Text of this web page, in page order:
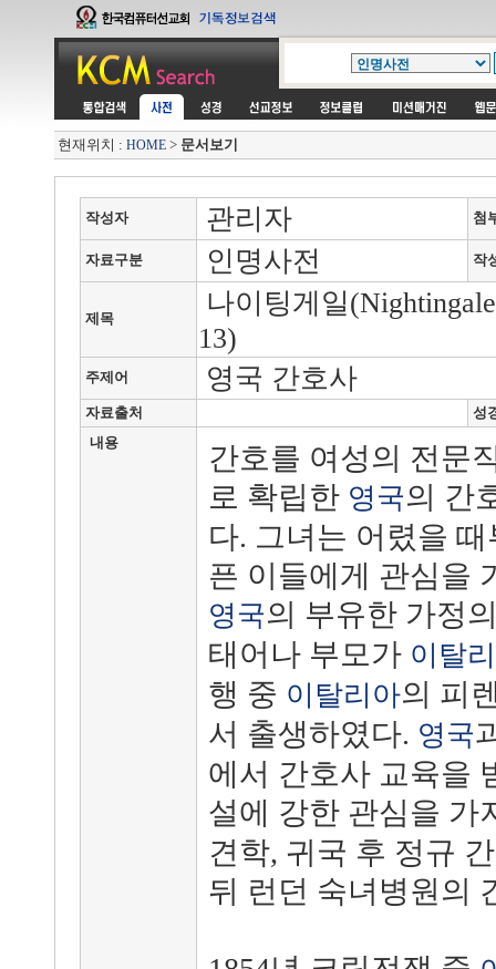
현재위치 : HOME > 문서보기
작성자 관리자 첨
자료구분 인명사전 작
제목
나이팅게일
13)
주제어 영국 간호사
자료출처
성
내용
간호를 여성의 전문
로 확립한 영국의 간
다. 그녀는 어렸을 때
픈 이들에게 관심을
영국의 부유한 가정
태어나 부모가 이탈
행 중 이탈리아의 피
서 출생하였다. 영국
에서 간호사 교육을
설에 강한 관심을 가
견학, 귀국 후 정규
뒤 런던 숙녀병원의